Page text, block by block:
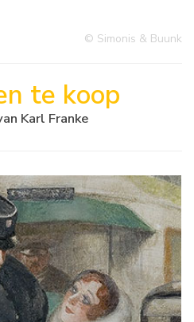
© Simonis & Buunk
te koop
Karl Franke